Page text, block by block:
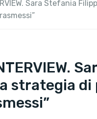
Sara Stefania
strategia di